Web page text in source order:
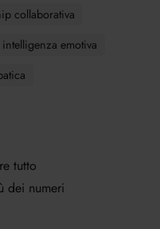
collaborativa
emotiva
tutto
dei numeri